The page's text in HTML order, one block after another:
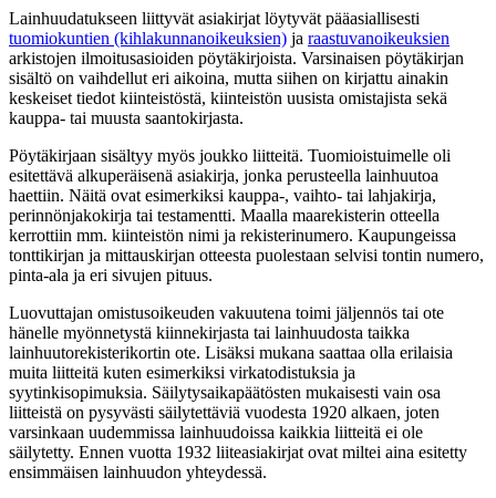
Lainhuudatukseen liittyvät asiakirjat löytyvät pääasiallisesti
tuomiokuntien (kihlakunnanoikeuksien) ja raastuvanoikeuksien
arkistojen ilmoitusasioiden pöytäkirjoista. Varsinaisen pöytäkirjan
sisältö on vaihdellut eri aikoina, mutta siihen on kirjattu ainakin
keskeiset tiedot kiinteistöstä, kiinteistön uusista omistajista sekä
kauppa- tai muusta saantokirjasta.
Pöytäkirjaan sisältyy myös joukko liitteitä. Tuomioistuimelle oli
esitettävä alkuperäisenä asiakirja, jonka perusteella lainhuutoa
haettiin. Näitä ovat esimerkiksi kauppa-, vaihto- tai lahjakirja,
perinnönjakokirja tai testamentti. Maalla maarekisterin otteella
kerrottiin mm. kiinteistön nimi ja rekisterinumero. Kaupungeissa
tonttikirjan ja mittauskirjan otteesta puolestaan selvisi tontin numero,
pinta-ala ja eri sivujen pituus.
Luovuttajan omistusoikeuden vakuutena toimi jäljennös tai ote
hänelle myönnetystä kiinnekirjasta tai lainhuudosta taikka
lainhuutorekisterikortin ote. Lisäksi mukana saattaa olla erilaisia
muita liitteitä kuten esimerkiksi virkatodistuksia ja
syytinkisopimuksia. Säilytysaikapäätösten mukaisesti vain osa
liitteistä on pysyvästi säilytettäviä vuodesta 1920 alkaen, joten
varsinkaan uudemmissa lainhuudoissa kaikkia liitteitä ei ole
säilytetty. Ennen vuotta 1932 liiteasiakirjat ovat miltei aina esitetty
ensimmäisen lainhuudon yhteydessä.